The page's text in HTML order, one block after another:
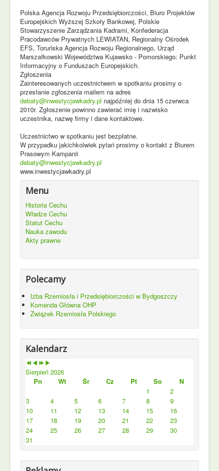
Polska Agencja Rozwoju Przedsiębiorczości, Biuro Projektów
Europejskich Wyższej Szkoły Bankowej, Polskie
Stowarzyszenie Zarządzania Kadrami, Konfederacja
Pracodawców Prywatnych LEWIATAN, Regionalny Ośrodek
EFS, Toruńska Agencja Rozwoju Regionalnego, Urząd
Marszałkowski Województwa Kujawsko - Pomorskiego: Punkt
Informacyjny o Funduszach Europejskich.
Zgłoszenia
Zainteresowanych uczestnictwem w spotkaniu prosimy o
przesłanie zgłoszenia mailem na adres
debaty@inwestycjawkadry.pl najpóźniej do dnia 15 czerwca
2010r. Zgłoszenie powinno zawierać imię i nazwisko
uczestnika, nazwę firmy i dane kontaktowe.
Uczestnictwo w spotkaniu jest bezpłatne.
W przypadku jakichkolwiek pytań prosimy o kontakt z Biurem
Prasowym Kampanii
debaty@inwestycjawkadry.pl
www.inwestycjawkadry.pl
Menu
Historia Cechu
Władze Cechu
Statut Cechu
Nauka zawodu
Akty prawne
Polecamy
Izba Rzemiosła i Przedsiębiorczości w Bydgoszczy
Komenda Główna OHP
Związek Rzemiosła Polskiego
Kalendarz
Sierpień 2026
Pn
Wt Śr Cz Pt So
N
1
2
3
4 5 6 7 8
9
10
11 12 13 14 15
16
17
18 19 20 21 22
23
24
25 26 27 28 29
30
31